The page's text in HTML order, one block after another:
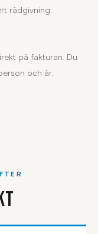
rådgivning.
på fakturan. Du
och år.